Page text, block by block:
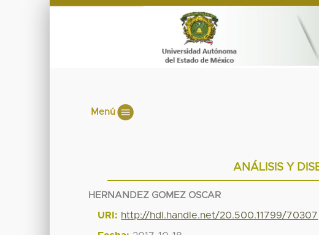
Menú
ANÁLISIS Y
HERNANDEZ GOMEZ OSCAR
URI: http://hdl.handle.net/20.500.11799/70307